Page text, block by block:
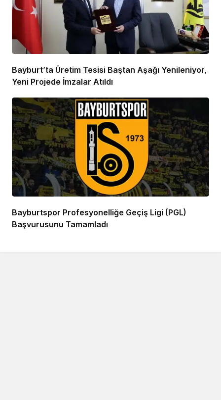
Bayburt’ta Üretim Tesisi Baştan Aşağı Yenileniyor,
Yeni Projede İmzalar Atıldı
Bayburtspor Profesyonelliğe Geçiş Ligi (PGL)
Başvurusunu Tamamladı